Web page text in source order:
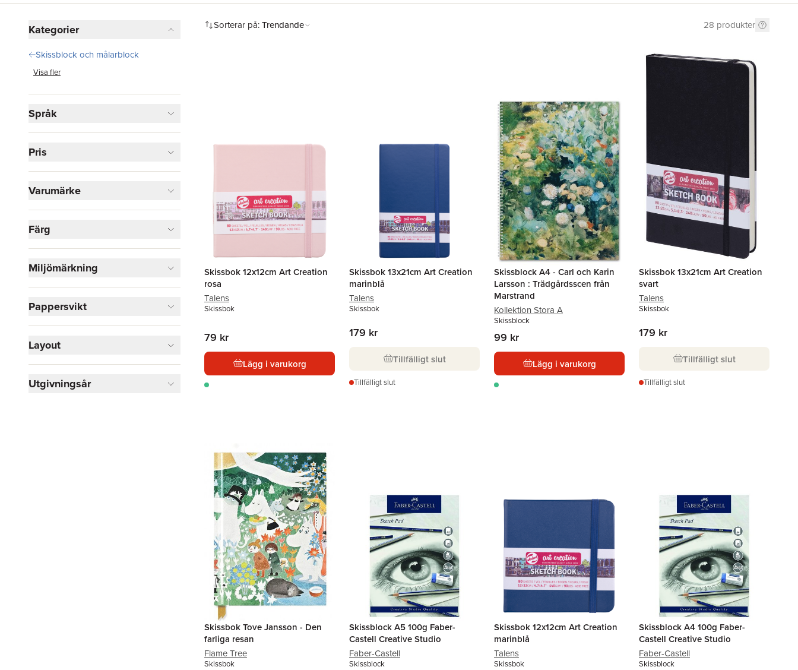
Kategorier
Skissblock och målarblock
Visa fler
Språk
Pris
Varumärke
Färg
Miljömärkning
Pappersvikt
Layout
Utgivningsår
Sorterar på:Trendande 28 produkter
Skissbok 12x12cm Art Creation
rosa
Talens
Skissbok
79 kr
Lägg i varukorg
Skissbok 13x21cm Art Creation
marinblå
Talens
Skissbok
179 kr
Tillfälligt slut
Tillfälligt slut
Skissblock A4 - Carl och Karin
Larsson : Trädgårdsscen från
Marstrand
Kollektion Stora A
Skissblock
99 kr
Lägg i varukorg
Skissbok 13x21cm Art Creation
svart
Talens
Skissbok
179 kr
Tillfälligt slut
Tillfälligt slut
Skissbok Tove Jansson - Den
farliga resan
Flame Tree
Skissbok
Skissblock A5 100g Faber-
Castell Creative Studio
Faber-Castell
Skissblock
Skissbok 12x12cm Art Creation
marinblå
Talens
Skissbok
Skissblock A4 100g Faber-
Castell Creative Studio
Faber-Castell
Skissblock